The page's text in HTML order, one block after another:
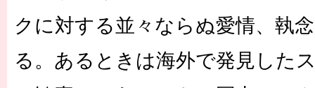
クに対する並々ならぬ愛情、執
る。あるときは海外で発見した